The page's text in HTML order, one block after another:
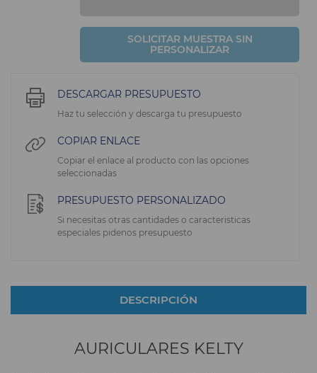
SOLICITAR MUESTRA SIN
PERSONALIZAR
DESCARGAR PRESUPUESTO
Haz tu selección y descarga tu presupuesto
COPIAR ENLACE
Copiar el enlace al producto con las opciones
seleccionadas
PRESUPUESTO PERSONALIZADO
Si necesitas otras cantidades o caracteristicas
especiales pidenos presupuesto
DESCRIPCIÓN
AURICULARES KELTY